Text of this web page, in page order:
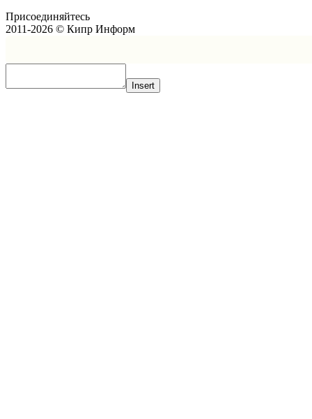
Присоединяйтесь
2011-2026 © Кипр Информ
Insert